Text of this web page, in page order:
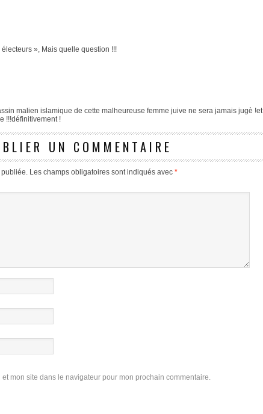
», Mais quelle question !!!
malien islamique de cette malheureuse femme juive ne sera jamais jugè !et
!!!définitivement !
UN COMMENTAIRE
publiée. Les champs obligatoires sont indiqués avec *
mon site dans le navigateur pour mon prochain commentaire.